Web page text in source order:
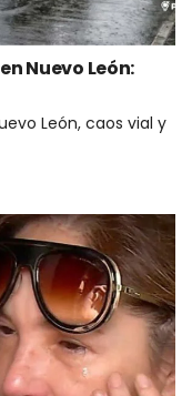
Nuevo León:
León, caos vial y